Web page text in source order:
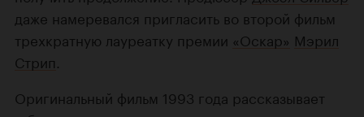
даже намеревался пригласить во второй фильм
трехкратную лауреатку премии «Оскар» Мэрил
Стрип
Оригинальный фильм 1993 года рассказывает